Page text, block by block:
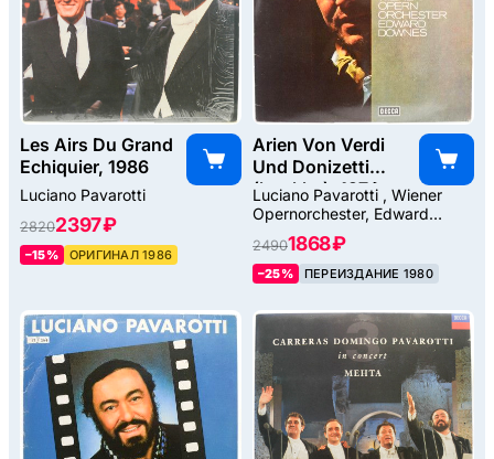
Les Airs Du Grand
Echiquier, 1986
Luciano Pavarotti
28202397 ₽
–15% ОРИГИНАЛ 1986
Arien Von Verdi
Und Donizetti
(booklet), 1974
Luciano Pavarotti , Wiener
Opernorchester, Edward
Downes
24901868 ₽
–25% ПЕРЕИЗДАНИЕ 1980